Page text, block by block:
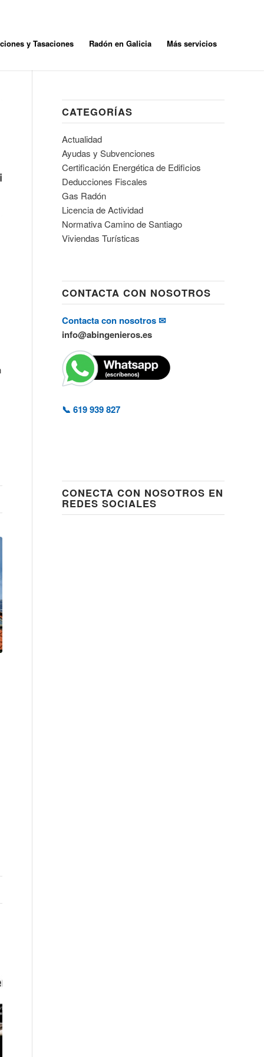
y Tasaciones Radón en Galicia Más servicios
CATEGORÍAS
Actualidad
Ayudas y Subvenciones
Certificación Energética de Edificios
Deducciones Fiscales
Gas Radón
Licencia de Actividad
Normativa Camino de Santiago
Viviendas Turísticas
CONTACTA CON NOSOTROS
Contacta con nosotros ✉
info@abingenieros.es
📞 619 939 827
CONECTA CON NOSOTROS EN
REDES SOCIALES